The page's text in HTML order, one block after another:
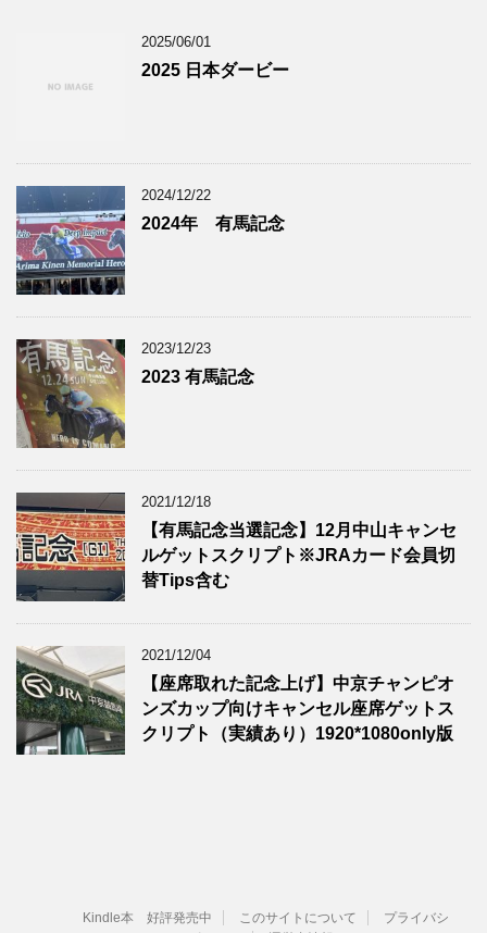
2025/06/01
2025 日本ダービー
2024/12/22
2024年 有馬記念
2023/12/23
2023 有馬記念
2021/12/18
【有馬記念当選記念】12月中山キャンセ
ルゲットスクリプト※JRAカード会員切
替Tips含む
2021/12/04
【座席取れた記念上げ】中京チャンピオ
ンズカップ向けキャンセル座席ゲットス
クリプト（実績あり）1920*1080only版
Kindle本 好評発売中 このサイトについて
プライバシ